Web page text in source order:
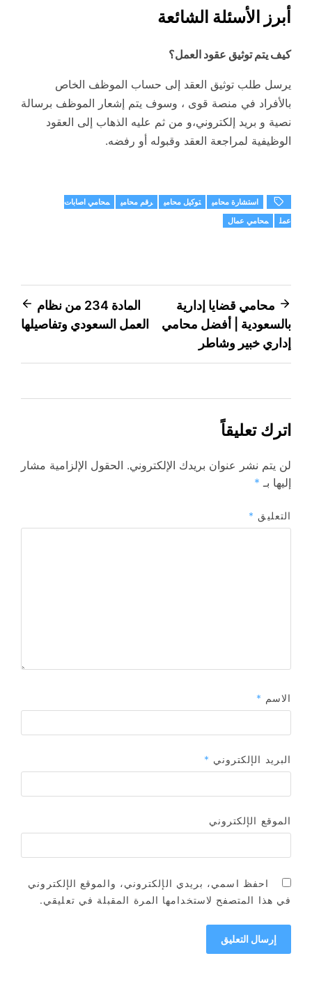
أبرز الأسئلة الشائعة
كيف يتم توثيق عقود العمل؟
يرسل طلب توثيق العقد إلى حساب الموظف الخاص
بالأفراد في منصة قوى ، وسوف يتم إشعار الموظف برسالة
نصية و بريد إلكتروني،و من ثم عليه الذهاب إلى العقود
الوظيفية لمراجعة العقد وقبوله أو رفضه.
استشارة محامي توكيل محامي رقم محامي
محامي اصابات
عمل
محامي عمال
تصفّح
المقالات
محامي قضايا إدارية
بالسعودية | أفضل محامي
إداري خبير وشاطر
المادة 234 من نظام
العمل السعودي وتفاصيلها
اترك تعليقاً
لن يتم نشر عنوان بريدك الإلكتروني. الحقول الإلزامية مشار
إليها بـ *
التعليق *
الاسم *
البريد الإلكتروني *
الموقع الإلكتروني
احفظ اسمي، بريدي الإلكتروني، والموقع الإلكتروني
في هذا المتصفح لاستخدامها المرة المقبلة في تعليقي.